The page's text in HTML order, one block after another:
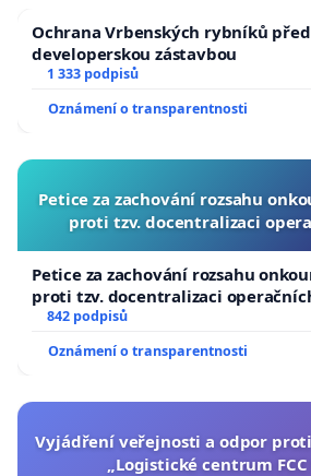
Ochrana Vrbenských rybníků
developerskou zástavbou
1 333 podpisů
Oznámení o transparentnosti
Petice za zachování rozsahu
proti tzv. docentralizaci
Petice za zachování rozsahu
proti tzv. docentralizaci
842 podpisů
Oznámení o transparentnosti
Vyjádření veřejnosti a odpor proti
„Logistické centrum